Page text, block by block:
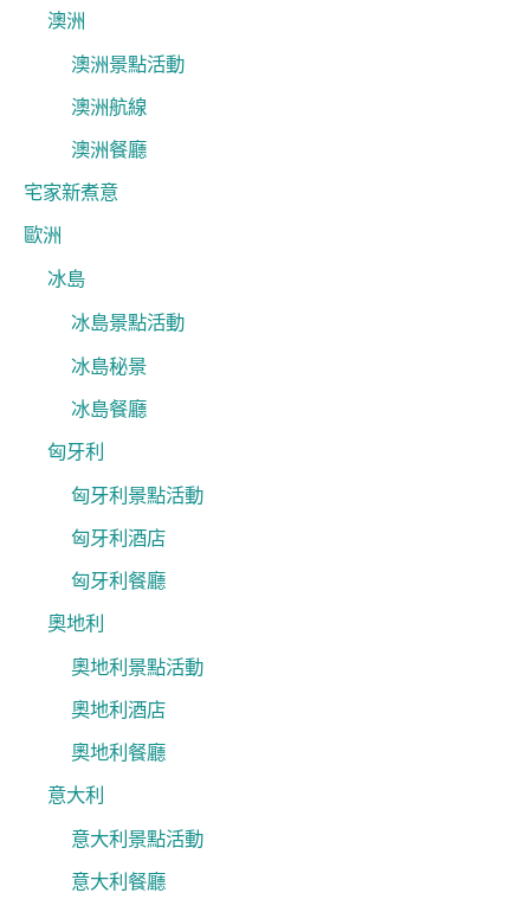
澳洲
澳洲景點活動
澳洲航線
澳洲餐廳
宅家新煮意
歐洲
冰島
冰島景點活動
冰島秘景
冰島餐廳
匈牙利
匈牙利景點活動
匈牙利酒店
匈牙利餐廳
奧地利
奧地利景點活動
奧地利酒店
奧地利餐廳
意大利
意大利景點活動
意大利餐廳